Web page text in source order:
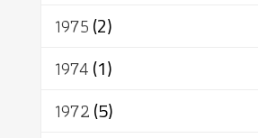
1975(2)
1974(1)
1972(5)